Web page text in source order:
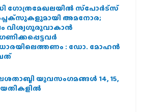
ഗോത്രമേഖലയില്‍ സ്‌പോര്‍ട്‌സ്
അമനോര;
വിശ്വഗുരുവാകാന്‍
: ഡോ. മോഹന്‍
യുവസംഗമങ്ങള്‍ 14, 15,